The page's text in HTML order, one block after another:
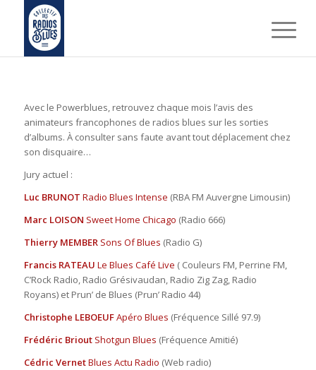
Avec le Powerblues, retrouvez chaque mois l’avis des
animateurs francophones de radios blues sur les sorties
d’albums. À consulter sans faute avant tout déplacement chez
son disquaire…
Jury actuel :
Luc BRUNOT Radio Blues Intense (RBA FM Auvergne Limousin)
Marc LOISON Sweet Home Chicago (Radio 666)
Thierry MEMBER Sons Of Blues (Radio G)
Francis RATEAU Le Blues Café Live ( Couleurs FM, Perrine FM,
C’Rock Radio, Radio Grésivaudan, Radio Zig Zag, Radio
Royans) et Prun’ de Blues (Prun’ Radio 44)
Christophe LEBOEUFApéro Blues (Fréquence Sillé 97.9)
Frédéric Briout Shotgun Blues (Fréquence Amitié)
Cédric VernetBlues Actu Radio (Web radio)